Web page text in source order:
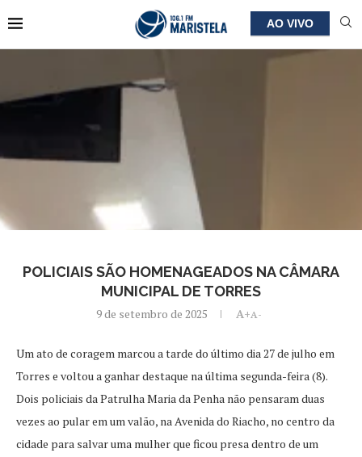
AO VIVO
POLICIAIS SÃO HOMENAGEADOS NA CÂMARA
MUNICIPAL DE TORRES
9 de setembro de 2025 A+A-
Um ato de coragem marcou a tarde do último dia 27 de julho em
Torres e voltou a ganhar destaque na última segunda-feira (8).
Dois policiais da Patrulha Maria da Penha não pensaram duas
vezes ao pular em um valão, na Avenida do Riacho, no centro da
cidade para salvar uma mulher que ficou presa dentro de um